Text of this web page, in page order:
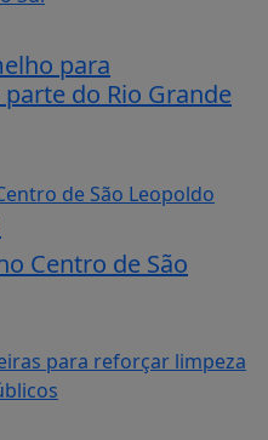
para
do Rio Grande
Centro de São